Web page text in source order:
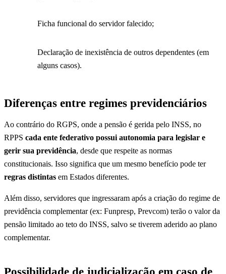
Ficha funcional do servidor falecido;
Declaração de inexistência de outros dependentes (em
alguns casos).
Diferenças entre regimes previdenciários
Ao contrário do RGPS, onde a pensão é gerida pelo INSS, no
RPPS cada ente federativo possui autonomia para legislar e
gerir sua previdência, desde que respeite as normas
constitucionais. Isso significa que um mesmo benefício pode ter
regras distintas em Estados diferentes.
Além disso, servidores que ingressaram após a criação do regime de
previdência complementar (ex: Funpresp, Prevcom) terão o valor da
pensão limitado ao teto do INSS, salvo se tiverem aderido ao plano
complementar.